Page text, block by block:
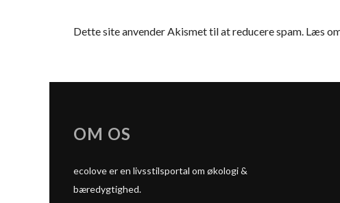
Dette site anvender Akismet til at reducere spam. Læs
OM OS
ecolove er en livsstilsportal om økologi &
bæredygtighed.